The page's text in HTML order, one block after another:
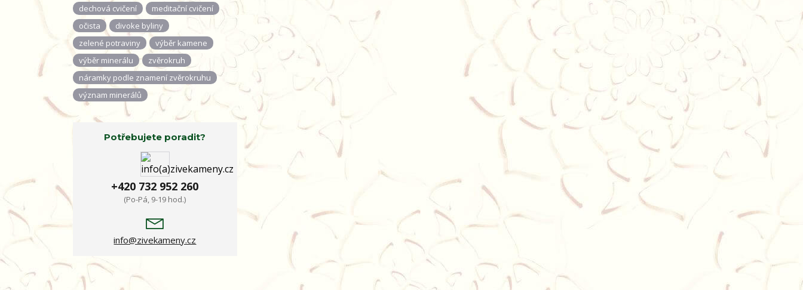
dechová cvičení
meditační cvičení
očista
divoke byliny
zelené potraviny
výběr kamene
výběr minerálu
zvěrokruh
náramky podle znamení zvěrokruhu
význam minerálů
Potřebujete poradit?
+420 732 952 260
(Po-Pá, 9-19 hod.)
info@zivekameny.cz